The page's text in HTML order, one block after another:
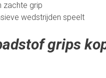
zachte grip
wedstrijden speelt
grips